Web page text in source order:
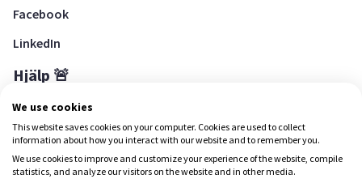
Facebook
LinkedIn
Hjälp 🚨
Hjälpcenter
Ladda ned Yepstr
We use cookies
This website saves cookies on your computer. Cookies are used to collect
information about how you interact with our website and to remember you.
We use cookies to improve and customize your experience of the website, compile
statistics, and analyze our visitors on the website and in other media.